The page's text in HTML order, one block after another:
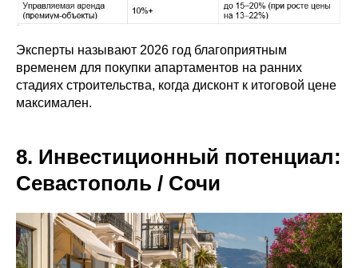
Эксперты называют 2026 год благоприятным
временем для покупки апартаментов на ранних
стадиях строительства, когда дисконт к итоговой цене
максимален.
8. Инвестиционный потенциал:
Севастополь / Сочи